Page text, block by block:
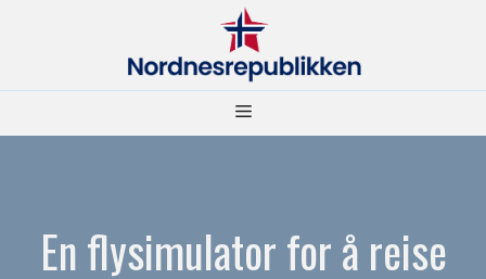
Meny
En flysimulator for å reise